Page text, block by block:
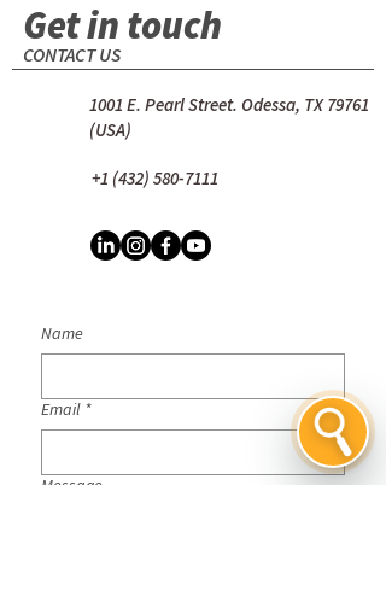
Get in touch
CONTACT US
1001 E. Pearl Street. Odessa, TX 79761
(USA)
+1 (432) 580-7111
Name
Email *
Message